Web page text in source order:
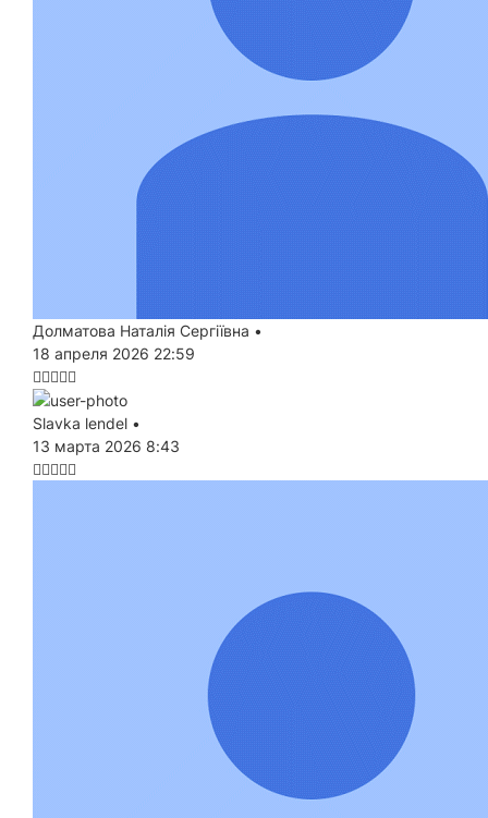
Долматова Наталія Сергіївна •
18 апреля 2026 22:59
Slavka lendel •
13 марта 2026 8:43